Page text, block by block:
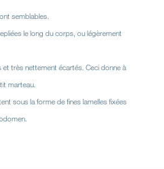
semblables.
le long du corps, ou légèrement
très nettement écartés. Ceci donne à
marteau.
sous la forme de fines lamelles fixées